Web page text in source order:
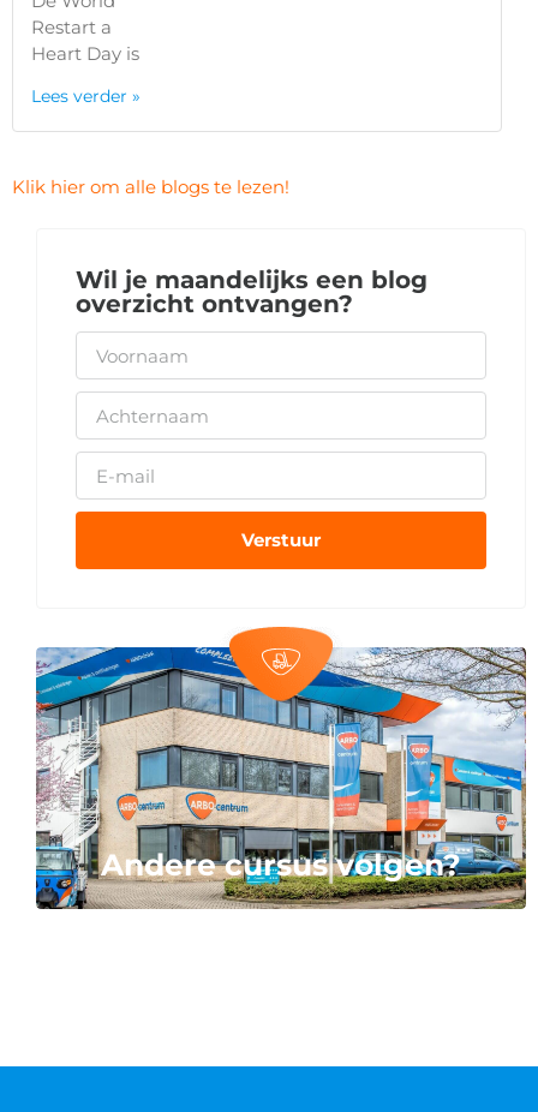
Restart a
Heart Day is
Lees verder »
Klik hier om alle blogs te lezen!
Wil je maandelijks een blog
overzicht ontvangen?
Verstuur
Andere cursus volgen?